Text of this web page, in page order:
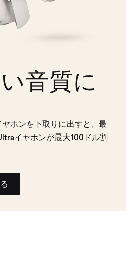
音質に
ヤホンを下取りに出すと、最
イヤホンが最大100ドル割